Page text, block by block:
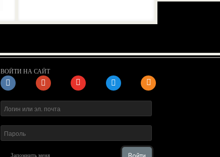
ВОЙТИ НА САЙТ
Запомнить меня